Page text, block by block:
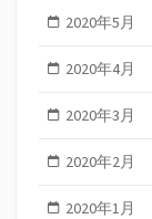
2020年5月
2020年4月
2020年3月
2020年2月
2020年1月